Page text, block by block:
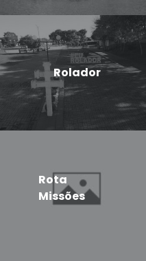
Rolador
Rota
Missões